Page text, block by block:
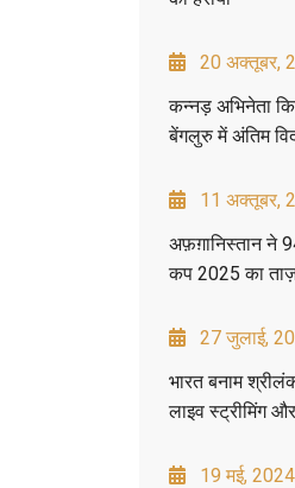
20 अक्तूबर,
कन्नड़ अभिनेता
बेंगलुरु में अंतिम
11 अक्तूबर,
अफ़ग़ानिस्तान ने
कप 2025 का
27 जुलाई,
भारत बनाम
लाइव स्ट्रीमिंग
19 मई, 2024